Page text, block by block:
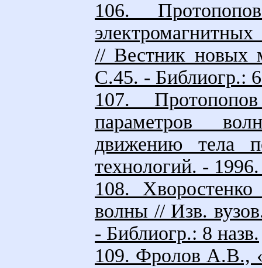
106.
// Вестник новых
С.45. - Библиогр.:
107.
параметров
движению тела
технологий. -
108.
волны // Изв.
- Библиогр.: 8 назв.
109. Фpолов